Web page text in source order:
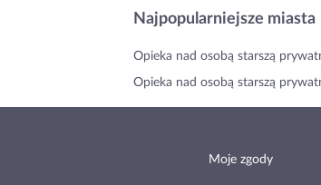
Najpopularniejsze miasta
Opieka nad osobą starszą
Opieka nad osobą starszą
Moje zgody